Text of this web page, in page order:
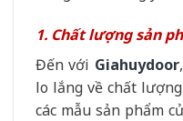
1. Chất lượng sản
Đến với Giahuydoor
lo lắng về chất
các mẫu sản phẩm